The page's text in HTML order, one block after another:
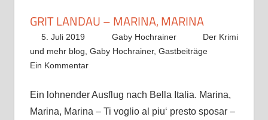
GRIT LANDAU – MARINA, MARINA
5. Juli 2019 Gaby Hochrainer
Der Krimi
und mehr blog Gaby Hochrainer, Gastbeiträge
Ein Kommentar
Ein lohnender Ausflug nach Bella Italia. Marina,
Marina, Marina – Ti voglio al piu‘ presto sposar –